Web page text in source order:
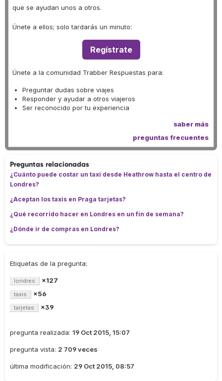
que se ayudan unos a otros.
Únete a ellos; solo tardarás un minuto:
Regístrate
Únete a la comunidad Trabber Respuestas para:
Preguntar dudas sobre viajes
Responder y ayudar a otros viajeros
Ser reconocido por tu experiencia
saber más
preguntas frecuentes
Preguntas relacionadas
¿Cuánto puede costar un taxi desde Heathrow hasta el centro de
Londres?
¿Aceptan los taxis en Praga tarjetas?
¿Qué recorrido hacer en Londres en un fin de semana?
¿Dónde ir de compras en Londres?
Etiquetas de la pregunta:
londres ×127
taxis ×56
tarjetas ×39
pregunta realizada: 19 Oct 2015, 15:07
pregunta vista: 2 709 veces
última modificación: 29 Oct 2015, 08:57